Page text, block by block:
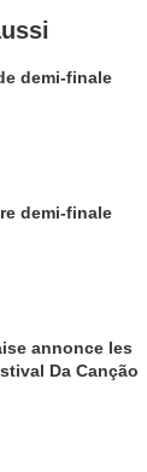
demi-finale
demi-finale
annonce les
Da Canção